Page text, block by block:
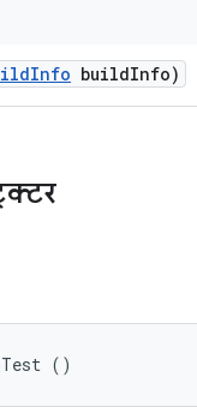
Info buildInfo)
()